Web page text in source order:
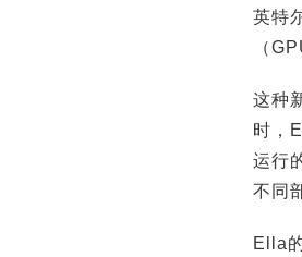
英特
（
这种
时，
运行
不同
Ella